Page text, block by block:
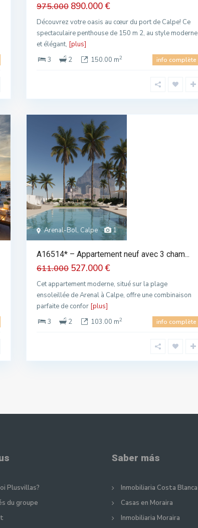
975.000 890.000 €
Découvrez votre oasis au cœur du port de Calpe! Ce
spectaculaire penthouse de 150 m 2, au style moderne
et élégant, [plus]
3
2 150.00 m2 info complète
1
Arenal-Bol, Calpe
A16514* – Appartement neuf avec 3 cham...
611.000 527.000 €
Cet appartement moderne, situé sur la plage
ensoleillée de Arenal à Calpe, offre une combinaison
parfaite de confor [plus]
3
2 103.00 m2 info complète
Plusvillas?
du groupe
Saber más
Inmobiliaria Costa Blanca
Casas en Moraira
Inmobiliaria Moraira